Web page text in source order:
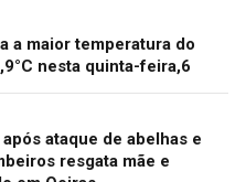
a maior temperatura do
nesta quinta-feira,6
ataque de abelhas e
resgata mãe e